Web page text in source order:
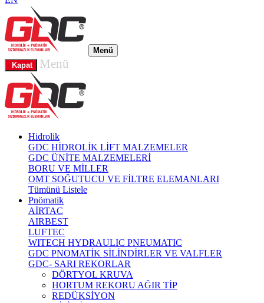
Menü
Kapat
Menü
Hidrolik
GDC HİDROLİK LİFT MALZEMELER
GDC ÜNİTE MALZEMELERİ
BORU VE MİLLER
OMT SOĞUTUCU VE FİLTRE ELEMANLARI
Tümünü Listele
Pnömatik
AİRTAC
AIRBEST
LUFTEC
WITECH HYDRAULIC PNEUMATIC
GDC PNOMATİK SİLİNDİRLER VE VALFLER
GDC- SARI REKORLAR
DÖRTYOL KRUVA
HORTUM REKORU AĞIR TİP
REDÜKSİYON